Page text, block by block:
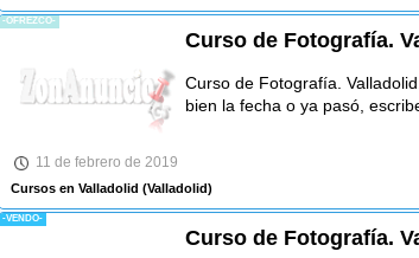
-OFREZCO-
Curso de Fotografía.
Curso de Fotografía.
bien la fecha o ya pasó,
11 de febrero de 2019
Cursos en Valladolid (Valladolid)
-VENDO-
Curso de Fotografía.